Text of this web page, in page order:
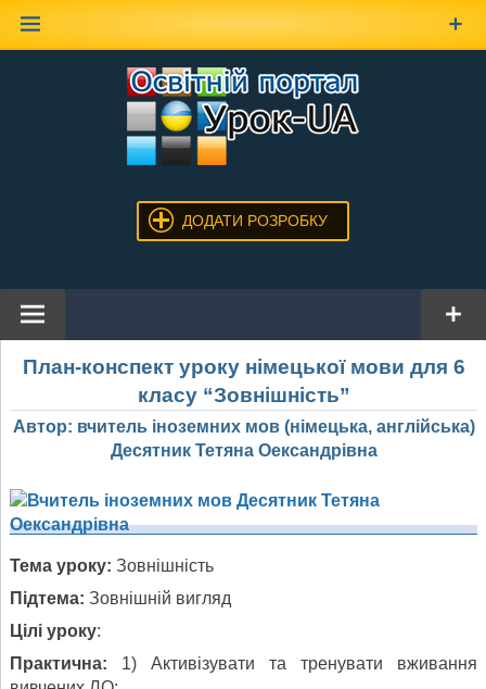
ДОДАТИ РОЗРОБКУ
План-конспект уроку німецької мови для 6
класу “Зовнішність”
Автор: вчитель іноземних мов (німецька, англійська)
Десятник Тетяна Оександрівна
Тема уроку: Зовнішність
Підтема: Зовнішній вигляд
Цілі уроку:
Практична: 1) Активізувати та тренувати вживання